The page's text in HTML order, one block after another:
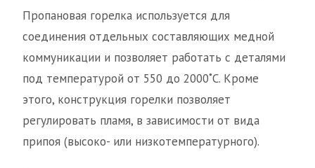
Пропановая горелка используется для
соединения отдельных составляющих медной
коммуникации и позволяет работать с деталями
под температурой от 550 до 2000˚С. Кроме
этого, конструкция горелки позволяет
регулировать пламя, в зависимости от вида
припоя (высоко- или низкотемпературного).